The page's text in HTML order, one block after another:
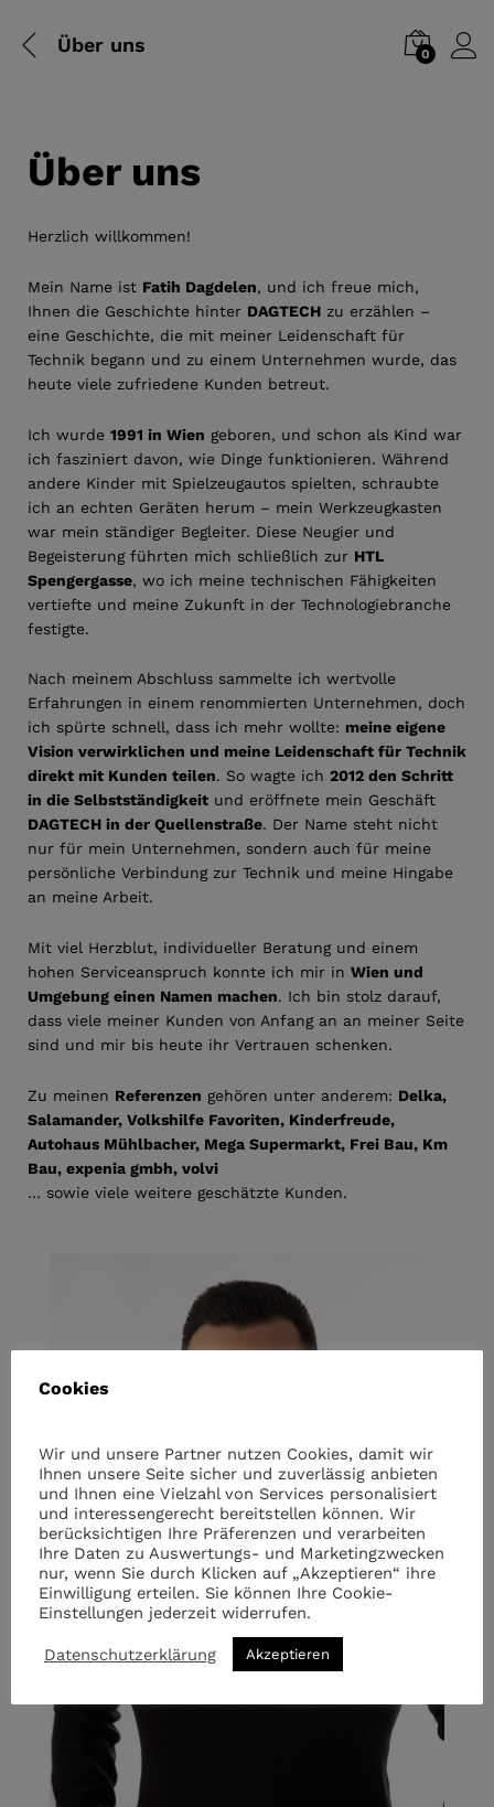
Über uns 0
Über uns
Herzlich willkommen!
Mein Name ist Fatih Dagdelen, und ich freue mich,
Ihnen die Geschichte hinter DAGTECH zu erzählen –
eine Geschichte, die mit meiner Leidenschaft für
Technik begann und zu einem Unternehmen wurde, das
heute viele zufriedene Kunden betreut.
Ich wurde 1991 in Wien geboren, und schon als Kind war
ich fasziniert davon, wie Dinge funktionieren. Während
andere Kinder mit Spielzeugautos spielten, schraubte
ich an echten Geräten herum – mein Werkzeugkasten
war mein ständiger Begleiter. Diese Neugier und
Begeisterung führten mich schließlich zur HTL
Spengergasse, wo ich meine technischen Fähigkeiten
vertiefte und meine Zukunft in der Technologiebranche
festigte.
Nach meinem Abschluss sammelte ich wertvolle
Erfahrungen in einem renommierten Unternehmen, doch
ich spürte schnell, dass ich mehr wollte: meine eigene
Vision verwirklichen und meine Leidenschaft für Technik
direkt mit Kunden teilen. So wagte ich 2012 den Schritt
in die Selbstständigkeit und eröffnete mein Geschäft
DAGTECH in der Quellenstraße. Der Name steht nicht
nur für mein Unternehmen, sondern auch für meine
persönliche Verbindung zur Technik und meine Hingabe
an meine Arbeit.
Mit viel Herzblut, individueller Beratung und einem
hohen Serviceanspruch konnte ich mir in Wien und
Umgebung einen Namen machen. Ich bin stolz darauf,
dass viele meiner Kunden von Anfang an an meiner Seite
sind und mir bis heute ihr Vertrauen schenken.
Zu meinen Referenzen gehören unter anderem: Delka,
Salamander, Volkshilfe Favoriten, Kinderfreude,
Autohaus Mühlbacher, Mega Supermarkt, Frei Bau, Km
Bau, expenia gmbh, volvi
… sowie viele weitere geschätzte Kunden.
Cookies
Wir und unsere Partner nutzen Cookies, damit wir
Ihnen unsere Seite sicher und zuverlässig anbieten
und Ihnen eine Vielzahl von Services personalisiert
und interessengerecht bereitstellen können. Wir
berücksichtigen Ihre Präferenzen und verarbeiten
Ihre Daten zu Auswertungs- und Marketingzwecken
nur, wenn Sie durch Klicken auf „Akzeptieren“ ihre
Einwilligung erteilen. Sie können Ihre Cookie-
Einstellungen jederzeit widerrufen.
Datenschutzerklärung Akzeptieren